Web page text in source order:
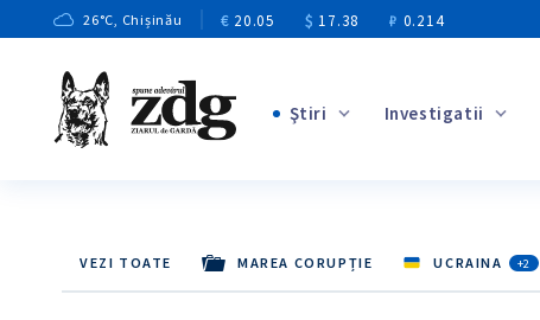
26°C, Chișinău € 20.05 $ 17.38 ₽ 0.214
Ştiri
+10
Investigatii
VEZI TOATE MAREA CORUPȚIE UCRAINA +2